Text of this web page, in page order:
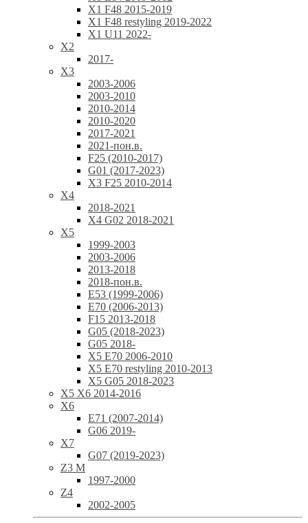
X1 F48 2015-2019
X1 F48 restyling 2019-2022
X1 U11 2022-
X2
2017-
X3
2003-2006
2003-2010
2010-2014
2010-2020
2017-2021
2021-пон.в.
F25 (2010-2017)
G01 (2017-2023)
X3 F25 2010-2014
X4
2018-2021
X4 G02 2018-2021
X5
1999-2003
2003-2006
2013-2018
2018-пон.в.
E53 (1999-2006)
E70 (2006-2013)
F15 2013-2018
G05 (2018-2023)
G05 2018-
X5 E70 2006-2010
X5 E70 restyling 2010-2013
X5 G05 2018-2023
X5 X6 2014-2016
X6
E71 (2007-2014)
G06 2019-
X7
G07 (2019-2023)
Z3 M
1997-2000
Z4
2002-2005